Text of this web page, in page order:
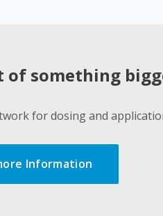
of something
for dosing and
Information